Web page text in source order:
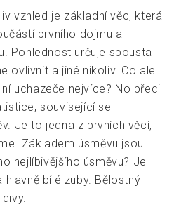
vzhled je základní věc, která
prvního dojmu a
Pohlednost určuje spousta
ovlivnit a jiné nikoliv. Co ale
uchazeče nejvíce? No přeci
související se
Je to jedna z prvních věcí,
Základem úsměvu jsou
nejlíbivějšího úsměvu? Je
bílé zuby. Bělostný